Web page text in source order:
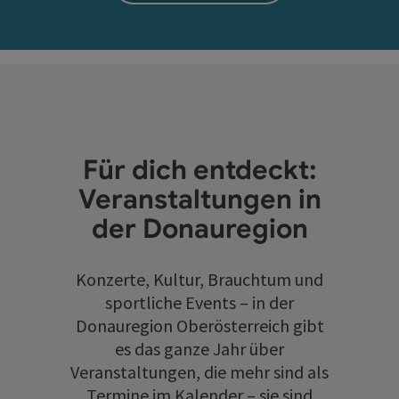
Für dich entdeckt:
Veranstaltungen in
der Donauregion
Konzerte, Kultur, Brauchtum und
sportliche Events – in der
Donauregion Oberösterreich gibt
es das ganze Jahr über
Veranstaltungen, die mehr sind als